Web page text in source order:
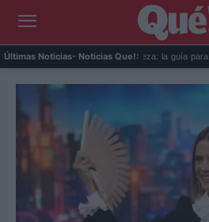
Últimas Noticias- Noticias Que!:
Internacional de la Cerveza: la guía para coci...